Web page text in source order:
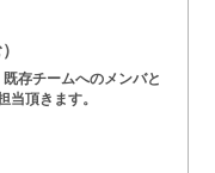
存チームへのメンバと
当頂きます。